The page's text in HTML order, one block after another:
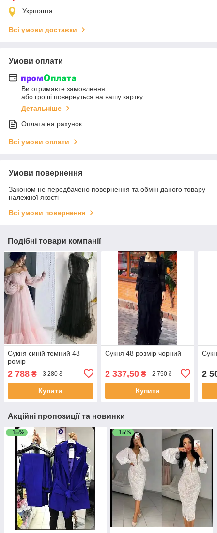
Укрпошта
Всі умови доставки
Умови оплати
Ви отримаєте замовлення
або гроші повернуться на вашу картку
Детальніше
Оплата на рахунок
Всі умови оплати
Умови повернення
Законом не передбачено повернення та обмін даного товару
належної якості
Всі умови повернення
Подібні товари компанії
Сукня синій темний 48
ромір
2 788 ₴ 3 280 ₴
Купити
Сукня 48 розмір чорний
2 337,50₴ 2 750 ₴
Купити
2
Акційні пропозиції та новинки
–15% –15%